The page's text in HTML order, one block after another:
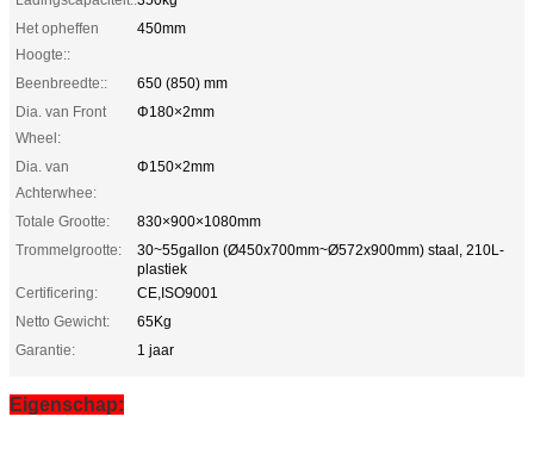
Het opheffen
Hoogte::
450mm
Beenbreedte::
650 (850) mm
Dia. van Front
Wheel:
Φ180×2mm
Dia. van
Achterwhee:
Φ150×2mm
Totale Grootte:
830×900×1080mm
Trommelgrootte:
30~55gallon (Ø450x700mm~Ø572x900mm) staal, 210L-
plastiek
Certificering:
CE,ISO9001
Netto Gewicht:
65Kg
Garantie:
1 jaar
Eigenschap: